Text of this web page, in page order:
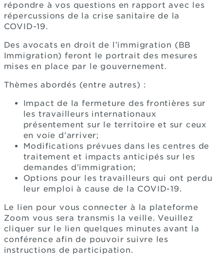
répondre à vos questions en rapport avec les
répercussions de la crise sanitaire de la
COVID-19.
Des avocats en droit de l’immigration (BB
Immigration) feront le portrait des mesures
mises en place par le gouvernement.
Thèmes abordés (entre autres) :
Impact de la fermeture des frontières sur
les travailleurs internationaux
présentement sur le territoire et sur ceux
en voie d’arriver;
Modifications prévues dans les centres de
traitement et impacts anticipés sur les
demandes d’immigration;
Options pour les travailleurs qui ont perdu
leur emploi à cause de la COVID-19.
Le lien pour vous connecter à la plateforme
Zoom vous sera transmis la veille. Veuillez
cliquer sur le lien quelques minutes avant la
conférence afin de pouvoir suivre les
instructions de participation.